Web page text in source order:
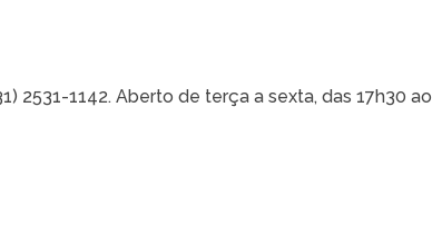
2531-1142. Aberto de terça a sexta, das 17h30 ao